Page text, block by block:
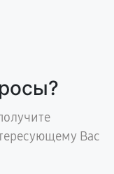
Вас